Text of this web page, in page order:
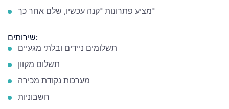
מציע פתרונות "קנה עכשיו, שלם אחר כך"
שירותים:
תשלומים ניידים ובלתי מגעיים
תשלום מקוון
מערכות נקודת מכירה
חשבוניות